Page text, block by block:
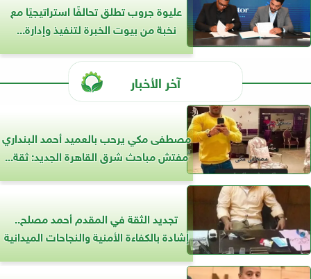
عليوة جروب تطلق تحالفًا استراتيجيًا مع
نخبة من بيوت الخبرة لتنفيذ وإدارة...
آخر الأخبار
مصطفى مكي يرحب بالعميد أحمد البنداري
مفتش مباحث شرق القاهرة الجديد: ثقة...
تجديد الثقة في المقدم أحمد مصلح..
إشادة بالكفاءة الأمنية والنجاحات الميدانية